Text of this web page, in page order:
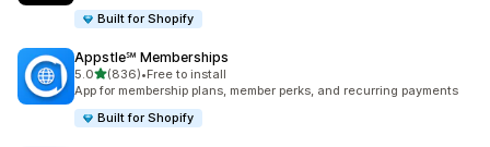
Built for Shopify
Appstle℠ Memberships
5.0별 5개 중
(836)
총 리뷰 836개
•Free to install
App for membership plans, member perks, and recurring payments
Built for Shopify